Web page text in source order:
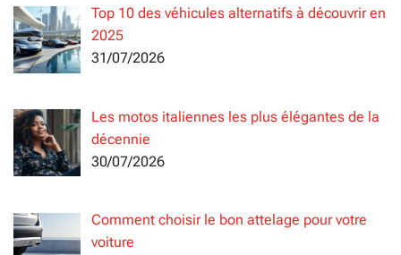
Top 10 des véhicules alternatifs à découvrir en
2025
31/07/2026
Les motos italiennes les plus élégantes de la
décennie
30/07/2026
Comment choisir le bon attelage pour votre
voiture